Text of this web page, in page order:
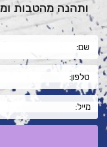
ותהנה מהטבות